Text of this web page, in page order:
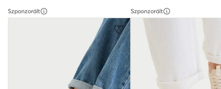
Szponzorált Szponzorált